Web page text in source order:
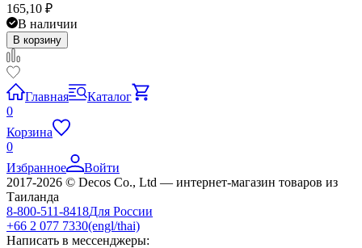
165,10 ₽
В наличии
В корзину
Главная
Каталог
0
Корзина
0
Избранное
Войти
2017-2026 © Decos Co., Ltd — интернет-магазин товаров из
Таиланда
8-800-511-8418Для России
+66 2 077 7330(engl/thai)
Написать в мессенджеры: